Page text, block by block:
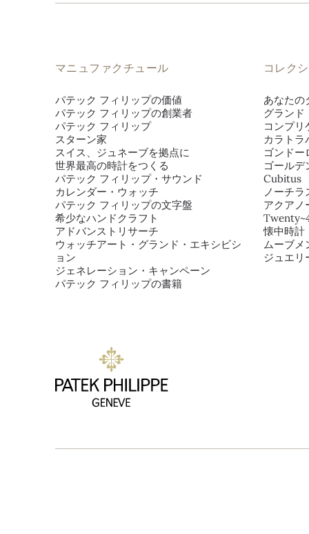
マニュファクチュール
パテック フィリップの価値
パテック フィリップの創業者
パテック フィリップ
スターン家
スイス、ジュネーブを拠点に
世界最高の時計をつくる
パテック フィリップ・サウンド
カレンダー・ウォッチ
パテック フィリップの文字盤
希少なハンドクラフト
アドバンストリサーチ
ウォッチアート・グランド・エキシビシ
ョン
ジェネレーション・キャンペーン
パテック フィリップの書籍
コレク
あなたの
グランド
コンプリ
カラトラ
ゴンドー
ゴールデ
Cubitus
ノーチラ
アクアノ
懐中時計
ムーブメ
ジュエリ